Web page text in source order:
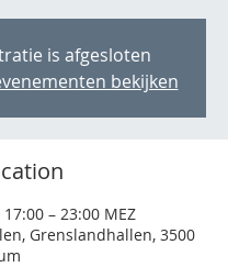
is afgesloten
bekijken
– 23:00 MEZ
Grenslandhallen, 3500